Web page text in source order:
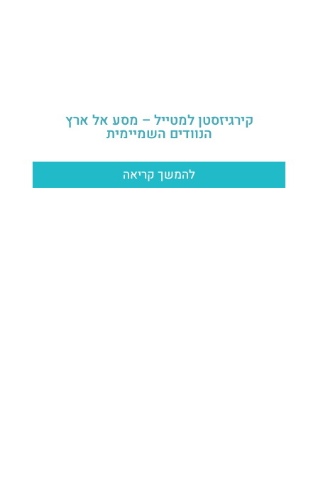
קירגיזסטן למטייל – מסע אל ארץ
הנוודים השמיימית
להמשך קריאה